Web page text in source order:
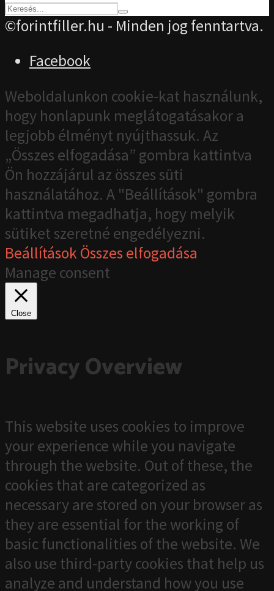
©forintfiller.hu - Minden jog fenntartva.
Facebook
Weboldalunkon cookie-kat használunk,
hogy honlapunk meglátogatásakor a
legjobb élményt nyújthassuk. Az
„Összes elfogadása” gombra kattintva
Ön hozzájárul az összes süti
használatához. A "Beállítások" gombra
kattintva megadhatja, hogy melyik
sütiket szeretné engedélyezni.
BeállításokÖsszes elfogadása
Manage consent
Close
Privacy Overview
This website uses cookies to improve
your experience while you navigate
through the website. Out of these, the
cookies that are categorized as
necessary are stored on your browser as
they are essential for the working of
basic functionalities of the website. We
also use third-party cookies that help us
analyze and understand how you use